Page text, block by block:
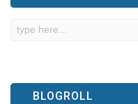
BLOGROLL